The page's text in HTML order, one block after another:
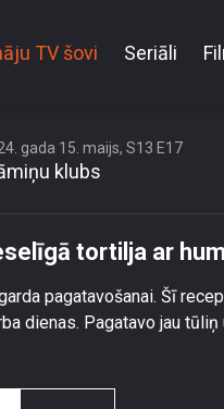
TV šovi Seriāli
gada 15. maijs, S13 E17
klubs
tortilja ar
pagatavošanai. Šī
dienas. Pagatavo jau